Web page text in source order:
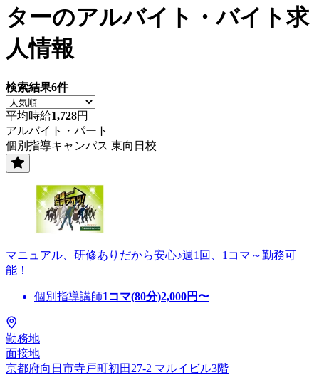
ターのアルバイト・バイト求
人情報
検索結果6件
平均時給1,728円
アルバイト・パート
個別指導キャンパス 東向日校
マニュアル、研修ありだから安心♪週1回、1コマ～勤務可
能！
個別指導講師1コマ(80分)2,000円〜
勤務地
面接地
京都府向日市寺戸町初田27-2 マルイビル3階